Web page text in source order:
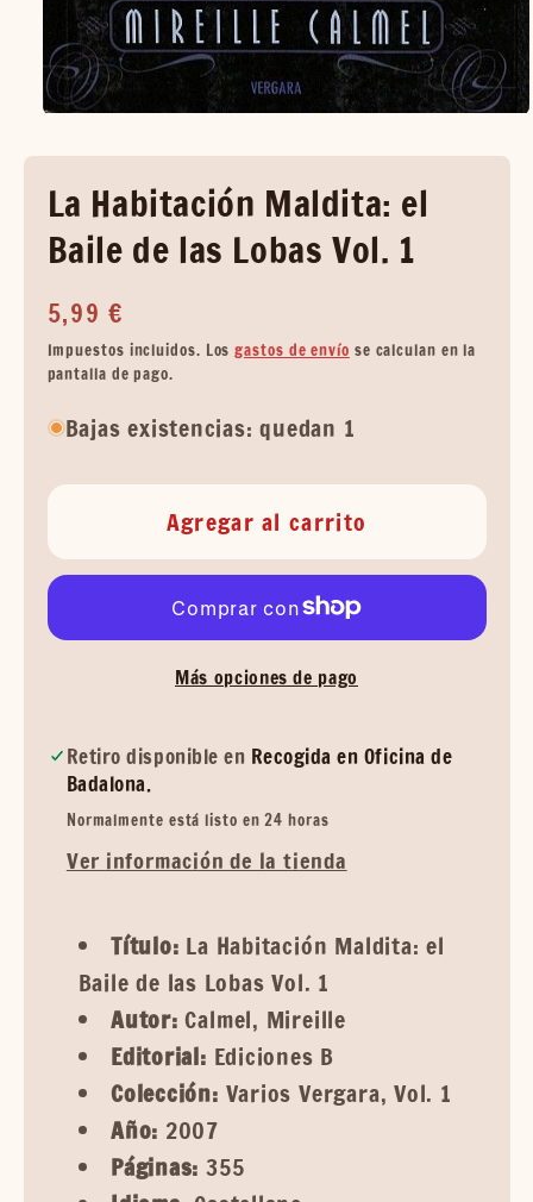
La Habitación Maldita: el
Baile de las Lobas Vol. 1
Precio
habitual
5,99 €
Impuestos incluidos. Losgastos de envío se calculan en la
pantalla de pago.
Bajas existencias: quedan 1
Agregar al carrito
Más opciones de pago
Retiro disponible en Recogida en Oficina de
Badalona.
Normalmente está listo en 24 horas
Ver información de la tienda
Título: La Habitación Maldita: el
Baile de las Lobas Vol. 1
Autor: Calmel, Mireille
Editorial: Ediciones B
Colección: Varios Vergara, Vol. 1
Año: 2007
Páginas: 355